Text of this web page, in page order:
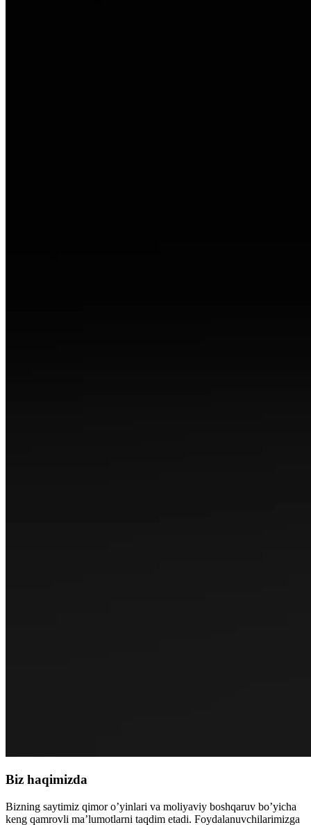
Biz haqimizda
Bizning saytimiz qimor o’yinlari va moliyaviy boshqaruv bo’yicha
keng qamrovli ma’lumotlarni taqdim etadi. Foydalanuvchilarimizga